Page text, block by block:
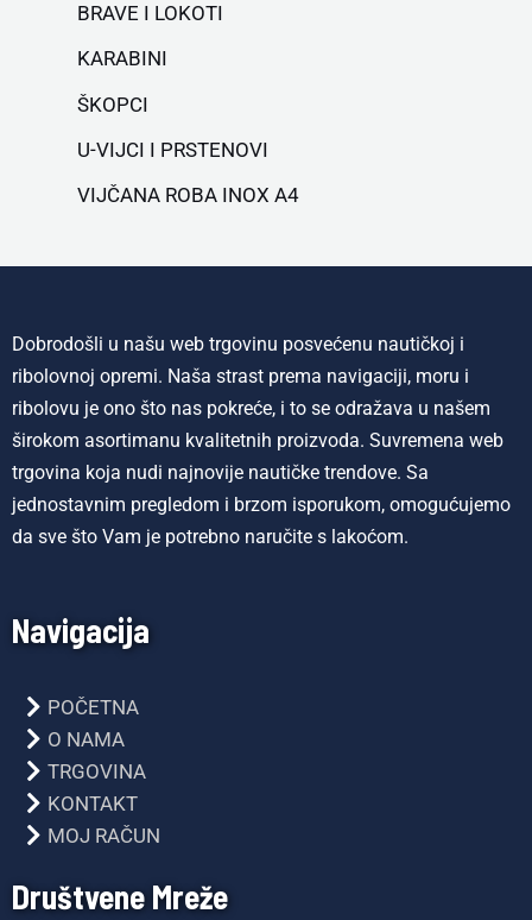
BRAVE I LOKOTI
KARABINI
ŠKOPCI
U-VIJCI I PRSTENOVI
VIJČANA ROBA INOX A4
Dobrodošli u našu web trgovinu posvećenu nautičkoj i
ribolovnoj opremi. Naša strast prema navigaciji, moru i
ribolovu je ono što nas pokreće, i to se odražava u našem
širokom asortimanu kvalitetnih proizvoda. Suvremena web
trgovina koja nudi najnovije nautičke trendove. Sa
jednostavnim pregledom i brzom isporukom, omogućujemo
da sve što Vam je potrebno naručite s lakoćom.
Navigacija
POČETNA
O NAMA
TRGOVINA
KONTAKT
MOJ RAČUN
Društvene Mreže